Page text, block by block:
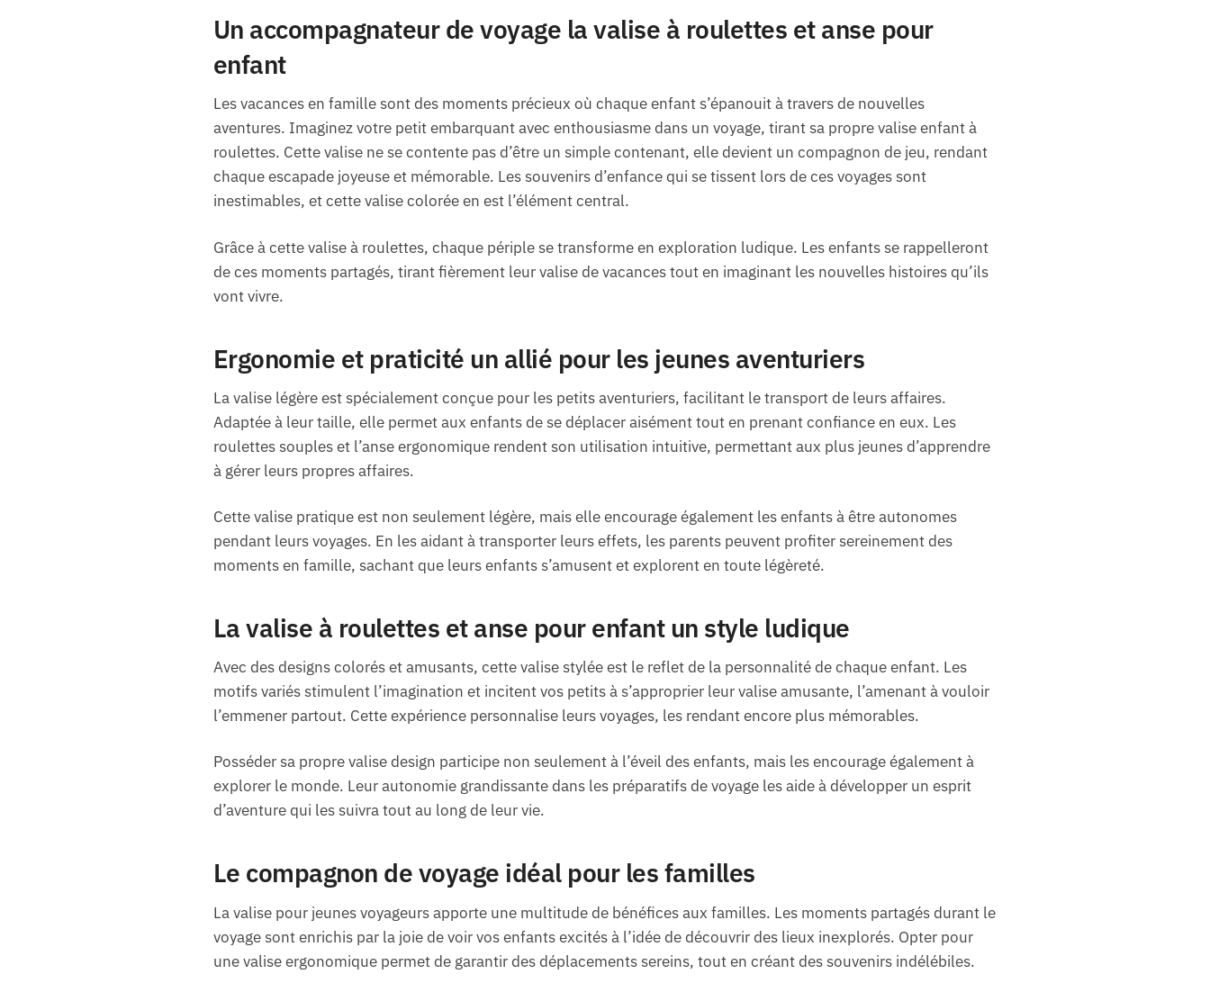
Un accompagnateur de voyage la valise à roulettes et anse pour
enfant
Les vacances en famille sont des moments précieux où chaque enfant s’épanouit à travers de nouvelles
aventures. Imaginez votre petit embarquant avec enthousiasme dans un voyage, tirant sa propre valise enfant à
roulettes. Cette valise ne se contente pas d’être un simple contenant, elle devient un compagnon de jeu, rendant
chaque escapade joyeuse et mémorable. Les souvenirs d’enfance qui se tissent lors de ces voyages sont
inestimables, et cette valise colorée en est l’élément central.
Grâce à cette valise à roulettes, chaque périple se transforme en exploration ludique. Les enfants se rappelleront
de ces moments partagés, tirant fièrement leur valise de vacances tout en imaginant les nouvelles histoires qu’ils
vont vivre.
Ergonomie et praticité un allié pour les jeunes aventuriers
La valise légère est spécialement conçue pour les petits aventuriers, facilitant le transport de leurs affaires.
Adaptée à leur taille, elle permet aux enfants de se déplacer aisément tout en prenant confiance en eux. Les
roulettes souples et l’anse ergonomique rendent son utilisation intuitive, permettant aux plus jeunes d’apprendre
à gérer leurs propres affaires.
Cette valise pratique est non seulement légère, mais elle encourage également les enfants à être autonomes
pendant leurs voyages. En les aidant à transporter leurs effets, les parents peuvent profiter sereinement des
moments en famille, sachant que leurs enfants s’amusent et explorent en toute légèreté.
La valise à roulettes et anse pour enfant un style ludique
Avec des designs colorés et amusants, cette valise stylée est le reflet de la personnalité de chaque enfant. Les
motifs variés stimulent l’imagination et incitent vos petits à s’approprier leur valise amusante, l’amenant à vouloir
l’emmener partout. Cette expérience personnalise leurs voyages, les rendant encore plus mémorables.
Posséder sa propre valise design participe non seulement à l’éveil des enfants, mais les encourage également à
explorer le monde. Leur autonomie grandissante dans les préparatifs de voyage les aide à développer un esprit
d’aventure qui les suivra tout au long de leur vie.
Le compagnon de voyage idéal pour les familles
La valise pour jeunes voyageurs apporte une multitude de bénéfices aux familles. Les moments partagés durant le
voyage sont enrichis par la joie de voir vos enfants excités à l’idée de découvrir des lieux inexplorés. Opter pour
une valise ergonomique permet de garantir des déplacements sereins, tout en créant des souvenirs indélébiles.